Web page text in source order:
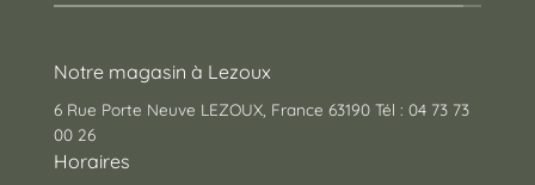
Notre magasin à Lezoux
6 Rue Porte Neuve LEZOUX, France 63190 Tél : 04 73 73
00 26
Horaires